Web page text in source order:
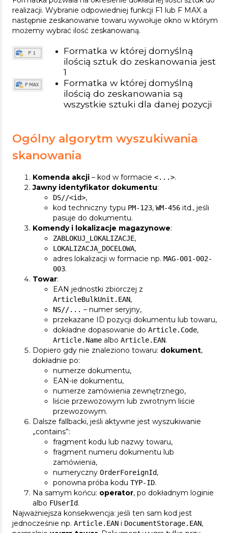
realizacji. Wybranie odpowiedniej funkcji F1 lub F MAX a
następnie zeskanowanie towaru wywołuje okno w którym
możemy wybrać ilość zeskanowaną.
Formatka w której domyślną
ilością sztuk do zeskanowania jest
1
Formatka w której domyślną
ilością do zeskanowania są
wszystkie sztuki dla danej pozycji
Ogólny algorytm wyszukiwania
skanowania
Komenda akcji – kod w formacie <...>.
Jawny identyfikator dokumentu:
DS//<id>,
kod techniczny typu PM-123, WM-456 itd., jeśli
pasuje do dokumentu.
Komendy i lokalizacje magazynowe:
ZABLOKUJ_LOKALIZACJE,
LOKALIZACJA_DOCELOWA,
adres lokalizacji w formacie np. MAG-001-002-
003.
Towar:
EAN jednostki zbiorczej z
ArticleBulkUnit.EAN,
NS//... – numer seryjny,
przekazane ID pozycji dokumentu lub towaru,
dokładne dopasowanie do Article.Code,
Article.Name albo Article.EAN.
Dopiero gdy nie znaleziono towaru: dokument,
dokładnie po:
numerze dokumentu,
EAN-ie dokumentu,
numerze zamówienia zewnętrznego,
liście przewozowym lub zwrotnym liście
przewozowym.
Dalsze fallbacki, jeśli aktywne jest wyszukiwanie
„contains”:
fragment kodu lub nazwy towaru,
fragment numeru dokumentu lub
zamówienia,
numeryczny OrderForeignId,
ponowna próba kodu TYP-ID.
Na samym końcu: operator, po dokładnym loginie
albo FUserId.
Najważniejsza konsekwencja: jeśli ten sam kod jest
jednocześnie np. Article.EAN i DocumentStorage.EAN,